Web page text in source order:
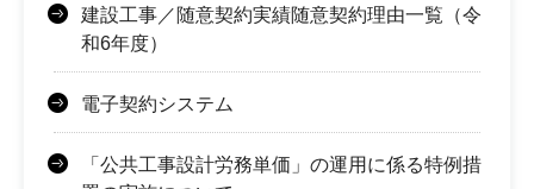
建設工事／随意契約実績随意契約理由一覧（令
和6年度）
電子契約システム
「公共工事設計労務単価」の運用に係る特例措